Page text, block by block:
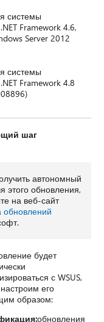
системы
Framework 4.6,
Server 2012
системы
Framework 4.8
шаг
автономный
этого обновления,
на веб-сайт
обновлений
будет
с WSUS,
его
образом:
обновления